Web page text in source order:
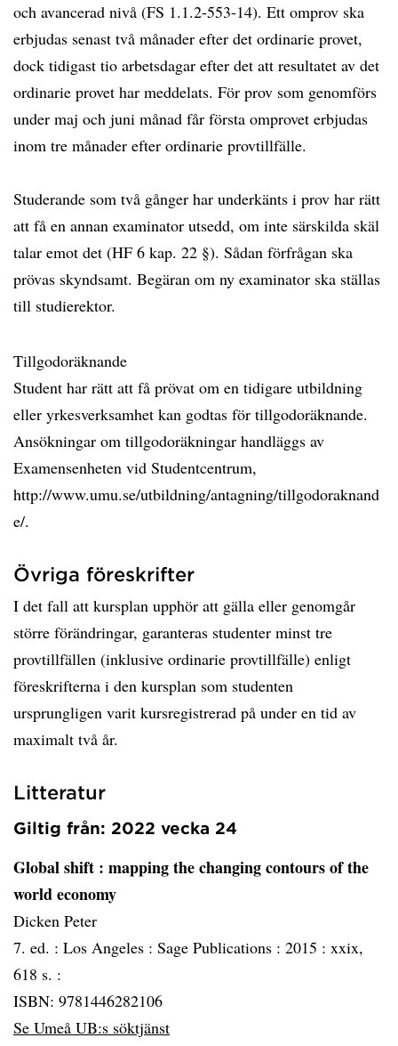
och avancerad nivå (FS 1.1.2-553-14). Ett omprov ska
erbjudas senast två månader efter det ordinarie provet,
dock tidigast tio arbetsdagar efter det att resultatet av det
ordinarie provet har meddelats. För prov som genomförs
under maj och juni månad får första omprovet erbjudas
inom tre månader efter ordinarie provtillfälle.
Studerande som två gånger har underkänts i prov har rätt
att få en annan examinator utsedd, om inte särskilda skäl
talar emot det (HF 6 kap. 22 §). Sådan förfrågan ska
prövas skyndsamt. Begäran om ny examinator ska ställas
till studierektor.
Tillgodoräknande
Student har rätt att få prövat om en tidigare utbildning
eller yrkesverksamhet kan godtas för tillgodoräknande.
Ansökningar om tillgodoräkningar handläggs av
Examensenheten vid Studentcentrum,
http://www.umu.se/utbildning/antagning/tillgodoraknand
e/.
Övriga föreskrifter
I det fall att kursplan upphör att gälla eller genomgår
större förändringar, garanteras studenter minst tre
provtillfällen (inklusive ordinarie provtillfälle) enligt
föreskrifterna i den kursplan som studenten
ursprungligen varit kursregistrerad på under en tid av
maximalt två år.
Litteratur
Giltig från: 2022 vecka 24
Global shift : mapping the changing contours of the
world economy
Dicken Peter
7. ed. : Los Angeles : Sage Publications : 2015 : xxix,
618 s. :
ISBN: 9781446282106
Se Umeå UB:s söktjänst